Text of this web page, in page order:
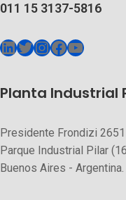
011 15 3137-5816
Planta Industrial
Presidente Frondizi 2651
Parque Industrial Pilar
Buenos Aires - Argentina.